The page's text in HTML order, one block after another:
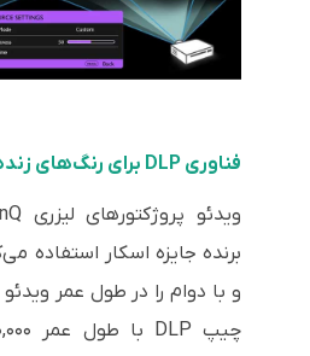
فناوری DLP برای رنگ‌های زنده و پایدار
برنده جایزه اسکار استفاده
و با دوام را در طول عمر ویدئو